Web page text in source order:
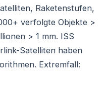
Raketenstufen,
verfolgte Objekte >
> 1 mm. ISS
Satelliten haben
Extremfall: